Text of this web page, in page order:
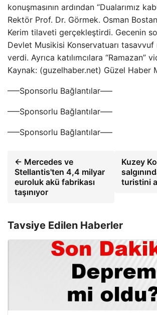
konuşmasının ardından “Dualarımız
Rektör Prof. Dr. Görmek. Osman
Kerim tilaveti gerçekleştirdi. Gecenin
Devlet Musikisi Konservatuarı
verdi. Ayrıca katılımcılara “Ramazan”
Kaynak: (guzelhaber.net) Güzel Haber
—–Sponsorlu Bağlantılar—–
—–Sponsorlu Bağlantılar—–
—–Sponsorlu Bağlantılar—–
← Mercedes ve
Stellantis'ten 4,4 milyar
euroluk akü fabrikası
taşınıyor
Kuzey
turistini
Tavsiye Edilen Haberler